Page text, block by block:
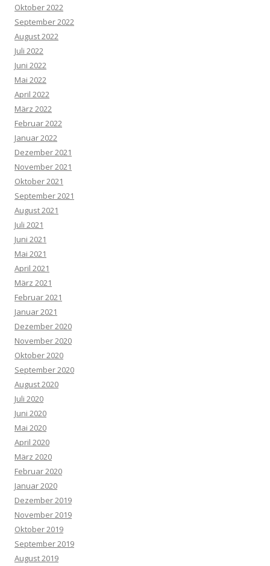
Oktober 2022
September 2022
August 2022
Juli 2022
Juni 2022
Mai 2022
April 2022
März 2022
Februar 2022
Januar 2022
Dezember 2021
November 2021
Oktober 2021
September 2021
August 2021
Juli 2021
Juni 2021
Mai 2021
April 2021
März 2021
Februar 2021
Januar 2021
Dezember 2020
November 2020
Oktober 2020
September 2020
August 2020
Juli 2020
Juni 2020
Mai 2020
April 2020
März 2020
Februar 2020
Januar 2020
Dezember 2019
November 2019
Oktober 2019
September 2019
August 2019